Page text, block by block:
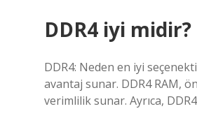
DDR4 iyi midir?
DDR4: Neden en iyi
avantaj sunar. DDR4 RAM,
verimlilik sunar. Ayrıca,